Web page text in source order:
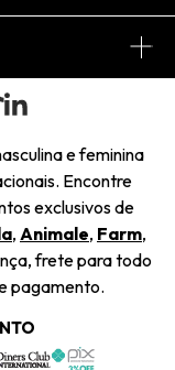
e feminina
Encontre
exclusivos de
, Animale, Farm,
frete para todo
pagamento.